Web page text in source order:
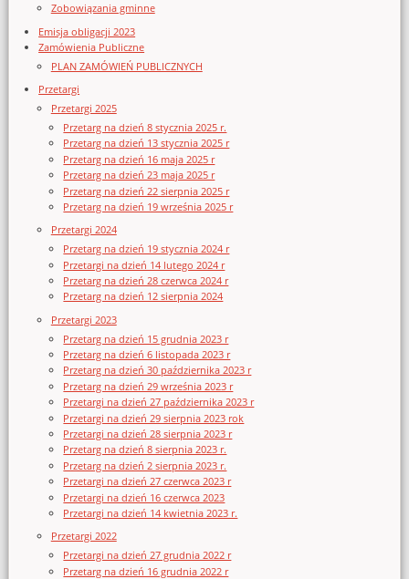
Zobowiązania gminne
Emisja obligacji 2023
Zamówienia Publiczne
PLAN ZAMÓWIEŃ PUBLICZNYCH
Przetargi
Przetargi 2025
Przetarg na dzień 8 stycznia 2025 r.
Przetarg na dzień 13 stycznia 2025 r
Przetarg na dzień 16 maja 2025 r
Przetarg na dzień 23 maja 2025 r
Przetarg na dzień 22 sierpnia 2025 r
Przetarg na dzień 19 września 2025 r
Przetargi 2024
Przetarg na dzień 19 stycznia 2024 r
Przetargi na dzień 14 lutego 2024 r
Przetarg na dzień 28 czerwca 2024 r
Przetarg na dzień 12 sierpnia 2024
Przetargi 2023
Przetarg na dzień 15 grudnia 2023 r
Przetarg na dzień 6 listopada 2023 r
Przetarg na dzień 30 października 2023 r
Przetarg na dzień 29 września 2023 r
Przetargi na dzień 27 października 2023 r
Przetargi na dzień 29 sierpnia 2023 rok
Przetargi na dzień 28 sierpnia 2023 r
Przetarg na dzień 8 sierpnia 2023 r.
Przetarg na dzień 2 sierpnia 2023 r.
Przetargi na dzień 27 czerwca 2023 r
Przetargi na dzień 16 czerwca 2023
Przetargi na dzień 14 kwietnia 2023 r.
Przetargi 2022
Przetargi na dzień 27 grudnia 2022 r
Przetarg na dzień 16 grudnia 2022 r